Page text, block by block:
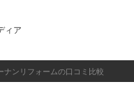
ィア
ナンリフォームの口コミ比較